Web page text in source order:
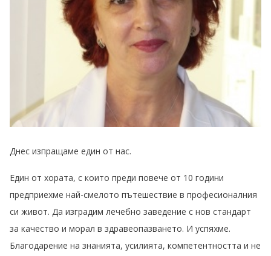
Днес изпращаме един от нас.
Един от хората, с които преди повече от 10 години
предприехме най-смелото пътешествие в професионалния
си живот. Да изградим лечебно заведение с нов стандарт
за качество и морал в здравеопазването. И успяхме.
Благодарение на знанията, усилията, компетентността и не